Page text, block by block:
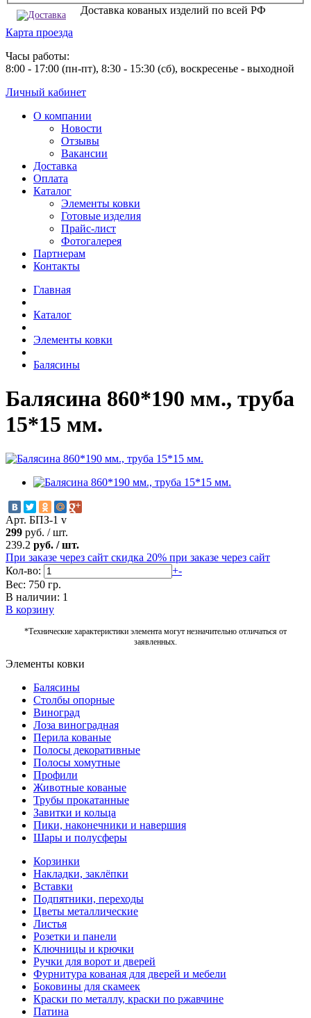
Доставка кованых изделий по всей РФ
Карта проезда
Часы работы:
8:00 - 17:00 (пн-пт), 8:30 - 15:30 (сб), воскресенье - выходной
Личный кабинет
О компании
Новости
Отзывы
Вакансии
Доставка
Оплата
Каталог
Элементы ковки
Готовые изделия
Прайс-лист
Фотогалерея
Партнерам
Контакты
Главная
Каталог
Элементы ковки
Балясины
Балясина 860*190 мм., труба
15*15 мм.
Арт. БПЗ-1 v
299 руб. /шт.
239.2 руб. /шт.
При заказе через сайт скидка 20% при заказе через сайт
Кол-во:
+-
Вес: 750 гр.
В наличии: 1
В корзину
*Технические характеристики элемента могут незначительно отличаться от
заявленных.
Элементы ковки
Балясины
Столбы опорные
Виноград
Лоза виноградная
Перила кованые
Полосы декоративные
Полосы хомутные
Профили
Животные кованые
Трубы прокатанные
Завитки и кольца
Пики, наконечники и навершия
Шары и полусферы
Корзинки
Накладки, заклёпки
Вставки
Подпятники, переходы
Цветы металлические
Листья
Розетки и панели
Ключницы и крючки
Ручки для ворот и дверей
Фурнитура кованая для дверей и мебели
Боковины для скамеек
Краски по металлу, краски по ржавчине
Патина